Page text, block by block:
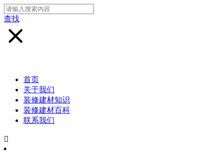
查找
首页
关于我们
装修建材知识
装修建材百科
联系我们
